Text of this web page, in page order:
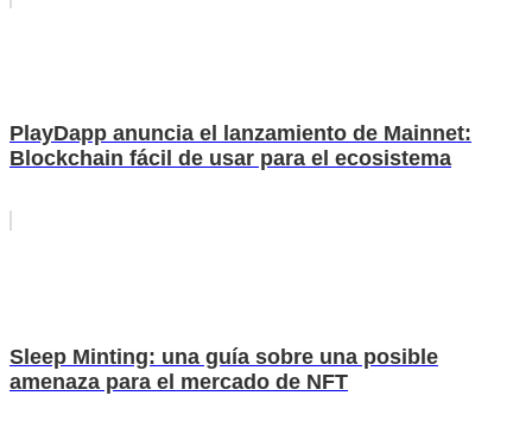
PlayDapp anuncia el lanzamiento de Mainnet:
Blockchain fácil de usar para el ecosistema
Sleep Minting: una guía sobre una posible
amenaza para el mercado de NFT